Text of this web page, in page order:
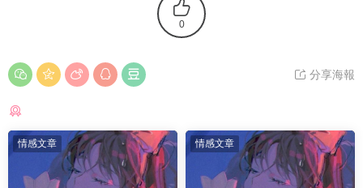
0
分享海報
情感文章 情感文章